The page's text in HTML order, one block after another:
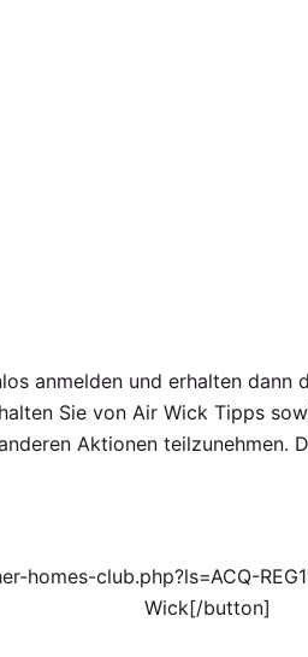
anmelden und erhalten dann
Sie von Air Wick Tipps
Aktionen teilzunehmen.
homes-club.php?ls=ACQ-
Wick[/button]